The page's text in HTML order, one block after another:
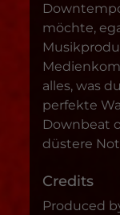
möchte,
alles, was
perfekte
Downbeat
düstere
Credits
Produced